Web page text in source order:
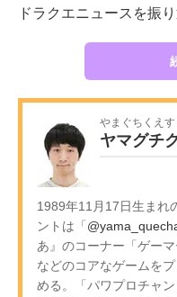
ドラクエニュースを振
やまぐちくえす
ヤマグチ
1989年11月17日生まれ
ントは「
あ』のコーナー「ゲー
などのコアなゲームを
める。「パワプロチャ